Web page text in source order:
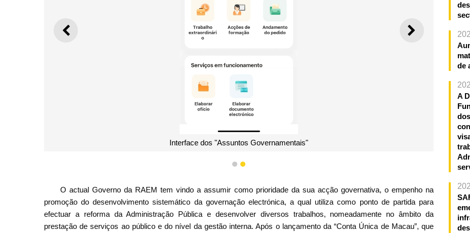
ANTERIOR
Interface dos "Assuntos Governamentais"
1 2
O actual Governo da RAEM tem vindo a assumir como prioridade da sua acção governativa, o empenho na
promoção do desenvolvimento sistemático da governação electrónica, a qual utiliza como ponto de partida para
efectuar a reforma da Administração Pública e desenvolver diversos trabalhos, nomeadamente no âmbito da
prestação de serviços ao público e do nível da gestão interna. Após o lançamento da “Conta Única de Macau”, que
de
A